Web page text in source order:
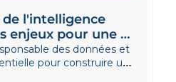
l'intelligence
enjeux pour une
des données et
pour construire une